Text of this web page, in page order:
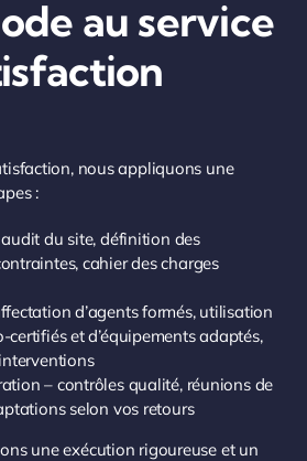
au service
nous appliquons une
:
du site, définition des
cahier des charges
d’agents formés, utilisation
certifiés et d’équipements adaptés,
– contrôles qualité, réunions de
selon vos retours
une exécution rigoureuse et un